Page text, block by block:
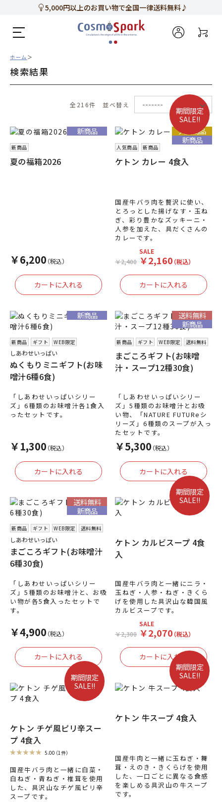
5,000円以上のお買い物で全国一律送料無料♪
新規会員登録で今すぐ使える 500ポイント
ホーム
検索結果
全216件 並べ替え
新商品
新商品
夏の福箱2026
￥6,200（税込）
人気商品
新商品
期間限定
SALE!!
人気商品 新商品
ケトン カレー 4食入
国産牛バラ肉を贅沢に使い、
とろっとした揚げなす・玉ね
ぎ、彩り豊かなズッキーニ・
人参を加えた、具だくさんの
カレーです。
￥2,400
SALE
￥2,160（税込）
新商品
新商品 ギフト WEB限定
しあわせいっぱい
ぬくもりミニギフト(お味
噌汁6種6食)
「しあわせいっぱいシリー
ズ」6種類のお味噌汁各1食入
ったセットです。
￥1,300（税込）
送料無料
新商品
新商品 ギフト WEB限定 送料無料
まごころギフト(お味噌
汁・スープ12種30食)
「しあわせいっぱいシリー
ズ」5種類のお味噌汁とお吸
い物、「NATURE FUTUReシ
リーズ」6種類のスープが入っ
たセットです。
￥5,300（税込）
送料無料
新商品
新商品 ギフト WEB限定 送料無料
しあわせいっぱい
まごころギフト(お味噌汁
6種30食)
「しあわせいっぱいシリー
ズ」5種類のお味噌汁と、お吸
い物が各5食入ったセットで
す。
￥4,900（税込）
期間限定
SALE!!
ケトン カルビスープ 4食
入
国産牛バラ肉と一緒にニラ・
玉ねぎ・人参・ねぎ・きくら
げを使用した具沢山な韓国風
カルビスープです。
￥2,300
SALE
￥2,070（税込）
期間限定
SALE!!
ケトン チゲ風ピリ辛スー
プ 4食入
5.00（1件）
国産牛バラ肉と一緒に白菜・
白ねぎ・青ねぎ・椎茸を使用
した、具沢山なチゲ風ピリ辛
スープです。
期間限定
SALE!!
ケトン 牛スープ 4食入
国産牛肉と一緒に玉ねぎ・舞
茸・えのき・きくらげを使用
した、一口ごとに異なる食感
を楽しめる具沢山の牛スープ
です。